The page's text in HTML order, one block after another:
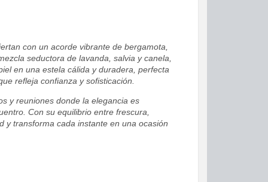
con un acorde vibrante de bergamota,
seductora de lavanda, salvia y canela,
en una estela cálida y duradera, perfecta
refleja confianza y sofisticación.
y reuniones donde la elegancia es
Con su equilibrio entre frescura,
y transforma cada instante en una ocasión